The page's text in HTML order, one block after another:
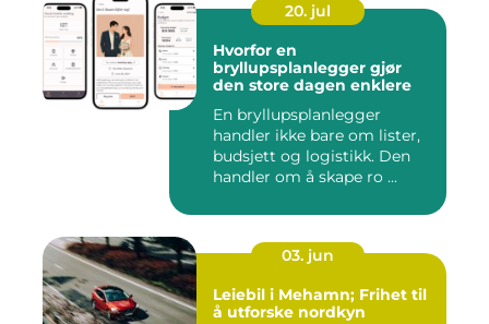
20. jul
Hvorfor en
bryllupsplanlegger gjør
den store dagen enklere
En bryllupsplanlegger
handler ikke bare om lister,
budsjett og logistikk. Den
handler om å skape ro ...
03. jun
Leiebil i Mehamn; Frihet til
å utforske nordkyn